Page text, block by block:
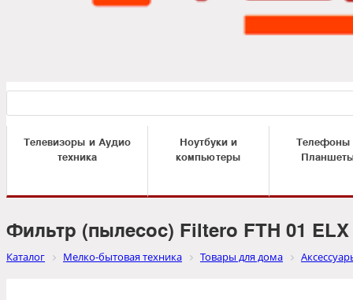
Телевизоры и Аудио
техника
Ноутбуки и
компьютеры
Телефоны
Фильтр (пылесос) Filtero FTH 01
Каталог Мелко-бытовая техника Товары для дома